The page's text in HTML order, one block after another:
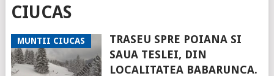
CIUCAS
MUNTII CIUCAS
TRASEU SPRE POIANA SI
SAUA TESLEI, DIN
LOCALITATEA BABARUNCA.